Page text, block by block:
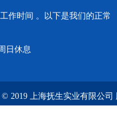
作时间 。以下是我们的正常
日休息
© 2019 上海抚生实业有限公司